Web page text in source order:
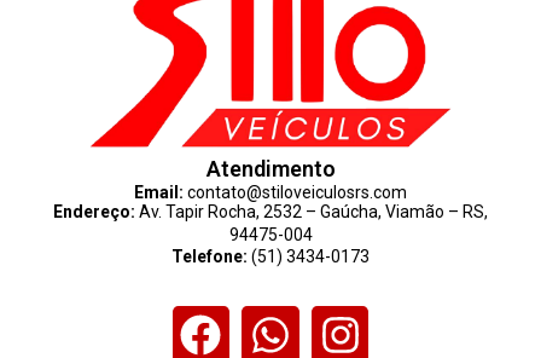
Atendimento
Email: contato@stiloveiculosrs.com
Endereço: Av. Tapir Rocha, 2532 – Gaúcha, Viamão – RS,
94475-004
Telefone: (51) 3434-0173